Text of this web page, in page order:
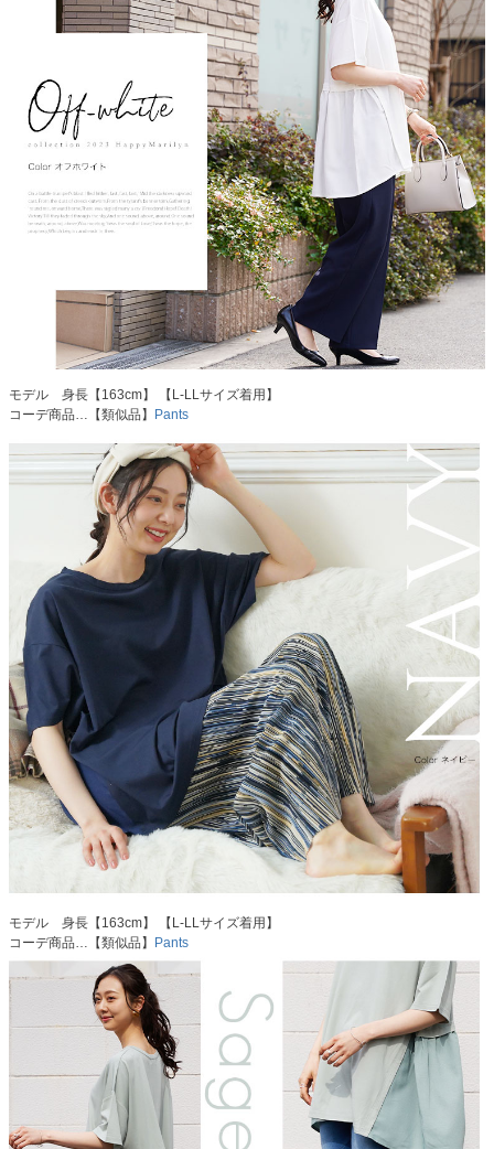
モデル 身長【163cm】 【L-LLサイズ着用】
コーデ商品…【類似品】
Pants
モデル 身長【163cm】 【L-LLサイズ着用】
コーデ商品…【類似品】 Pants